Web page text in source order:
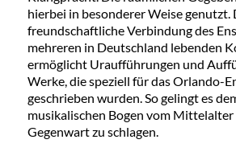
hierbei in besonderer Weise genutzt.
freundschaftliche Verbindung des
mehreren in Deutschland lebenden
ermöglicht Uraufführungen und
Werke, die speziell für das Orlando-
geschrieben wurden. So gelingt es
musikalischen Bogen vom Mittelalter
Gegenwart zu schlagen.